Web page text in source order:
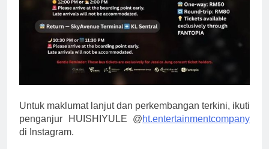
Untuk maklumat lanjut dan perkembangan terkini, ikuti
penganjur HUISHIYULE @ht.entertainmentcompany
di Instagram.